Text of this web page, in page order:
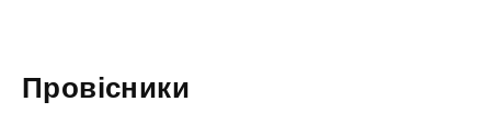
Провісники